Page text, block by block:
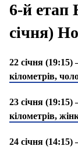
6-й етап
січня)
22 січня (19:15)
кілометрів,
23 січня (19:15)
кілометрів,
24 січня